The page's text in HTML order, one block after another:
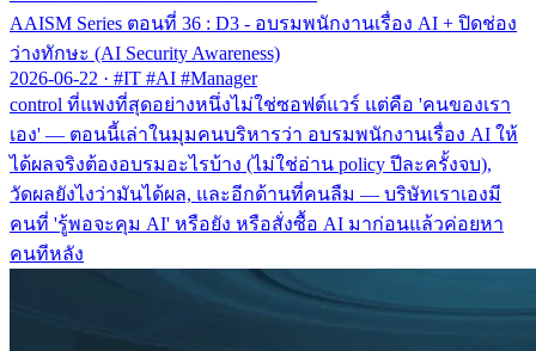
AAISM Series ตอนที่ 36 : D3 - อบรมพนักงานเรื่อง AI + ปิดช่อง
ว่างทักษะ (AI Security Awareness)
2026-06-22 · #IT #AI #Manager
control ที่แพงที่สุดอย่างหนึ่งไม่ใช่ซอฟต์แวร์ แต่คือ 'คนของเรา
เอง' — ตอนนี้เล่าในมุมคนบริหารว่า อบรมพนักงานเรื่อง AI ให้
ได้ผลจริงต้องอบรมอะไรบ้าง (ไม่ใช่อ่าน policy ปีละครั้งจบ),
วัดผลยังไงว่ามันได้ผล, และอีกด้านที่คนลืม — บริษัทเราเองมี
คนที่ 'รู้พอจะคุม AI' หรือยัง หรือสั่งซื้อ AI มาก่อนแล้วค่อยหา
คนทีหลัง